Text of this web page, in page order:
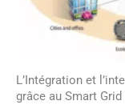
L’Intégration et
grâce au Smart